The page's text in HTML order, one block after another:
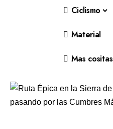
Ciclismo
Material
Mas cositas